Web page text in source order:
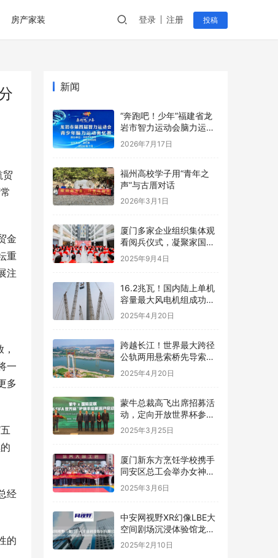
房产家装 登录 注册 投稿
贸
金
重
注
一
多
经
的
新闻
“奔跑吧！少年”福建省龙
岩市智力运动会脑力运动
奥忆赛创中国新纪录
2026年7月17日
福州高校学子用“青年之
声”与古厝对话
2026年3月1日
厦门多家企业组织集体观
看阅兵仪式，凝聚家国情
怀与奋进力量！
2025年9月4日
16.2兆瓦！国内陆上单机
容量最大风电机组成功吊
装
2025年4月20日
跨越长江！世界最大跨径
公轨两用悬索桥先导索成
功过江
2025年4月20日
蒙牛总裁高飞出席招募活
动，定向开放世界杯参与
名额
2025年3月25日
厦门新东方烹饪学校携手
同安区总工会举办女神节
烘焙体验活动
2025年3月6日
中安网视野XR幻像LBE大
空间剧场沉浸体验馆龙岩
上杭万达广场惊喜开业，
春节畅享沉浸式娱乐新体
2025年2月10日